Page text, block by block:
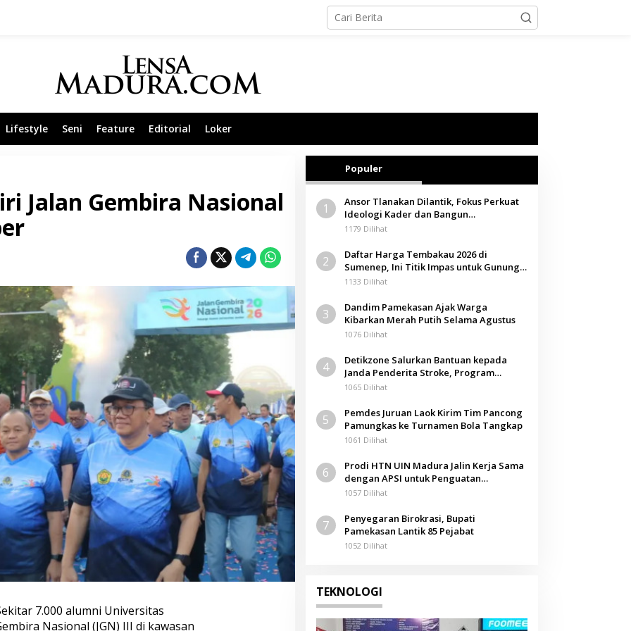
Lifestyle Seni Feature Editorial Loker
Jalan Gembira Nasional
7.000 alumni Universitas
Nasional (JGN) III di kawasan
Populer
1
Ansor Tlanakan Dilantik, Fokus Perkuat
Ideologi Kader dan Bangun
Kemandirian Ekonomi
1179 Dilihat
2
Daftar Harga Tembakau 2026 di
Sumenep, Ini Titik Impas untuk Gunung,
Tegal, dan Sawah
1133 Dilihat
3
Dandim Pamekasan Ajak Warga
Kibarkan Merah Putih Selama Agustus
1076 Dilihat
4
Detikzone Salurkan Bantuan kepada
Janda Penderita Stroke, Program
Berbagi Masuki Hari ke-61
1065 Dilihat
5
Pemdes Juruan Laok Kirim Tim Pancong
Pamungkas ke Turnamen Bola Tangkap
1061 Dilihat
6
Prodi HTN UIN Madura Jalin Kerja Sama
dengan APSI untuk Penguatan
Kompetensi Mahasiswa
1057 Dilihat
7
Penyegaran Birokrasi, Bupati
Pamekasan Lantik 85 Pejabat
1052 Dilihat
TEKNOLOGI